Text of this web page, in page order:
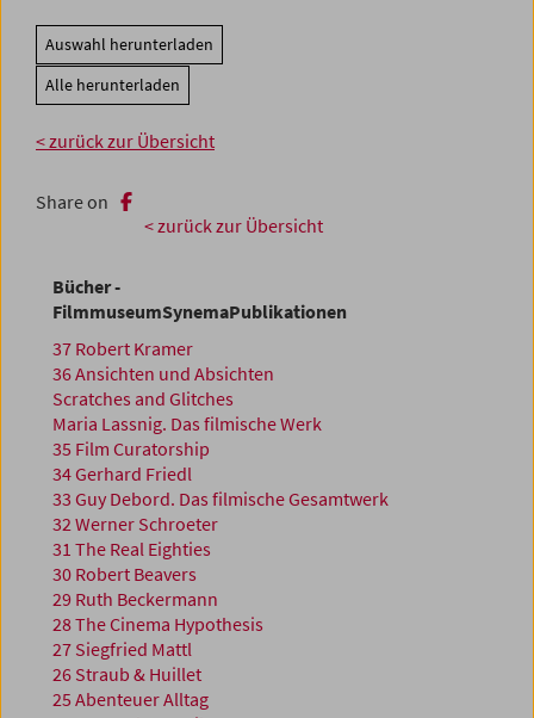
Auswahl herunterladen
Alle herunterladen
< zurück zur Übersicht
Share on
< zurück zur Übersicht
Bücher -
FilmmuseumSynemaPublikationen
37 Robert Kramer
36 Ansichten und Absichten
Scratches and Glitches
Maria Lassnig. Das filmische Werk
35 Film Curatorship
34 Gerhard Friedl
33 Guy Debord. Das filmische Gesamtwerk
32 Werner Schroeter
31 The Real Eighties
30 Robert Beavers
29 Ruth Beckermann
28 The Cinema Hypothesis
27 Siegfried Mattl
26 Straub & Huillet
25 Abenteuer Alltag